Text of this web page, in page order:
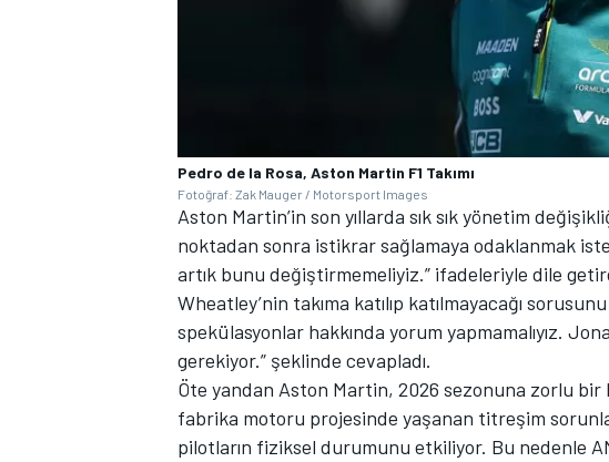
Pedro de la Rosa, Aston Martin F1 Takımı
Fotoğraf: Zak Mauger / Motorsport Images
Aston Martin’in son yıllarda sık sık yönetim
noktadan sonra istikrar sağlamaya odaklanmak
artık bunu değiştirmemeliyiz.” ifadeleriyle dile
Wheatley’nin takıma katılıp katılmayacağı
spekülasyonlar hakkında yorum yapmamalıyız.
gerekiyor.” şeklinde cevapladı.
Öte yandan Aston Martin, 2026 sezonuna zorlu bir
fabrika motoru projesinde yaşanan titreşim
pilotların fiziksel durumunu etkiliyor. Bu nedenle